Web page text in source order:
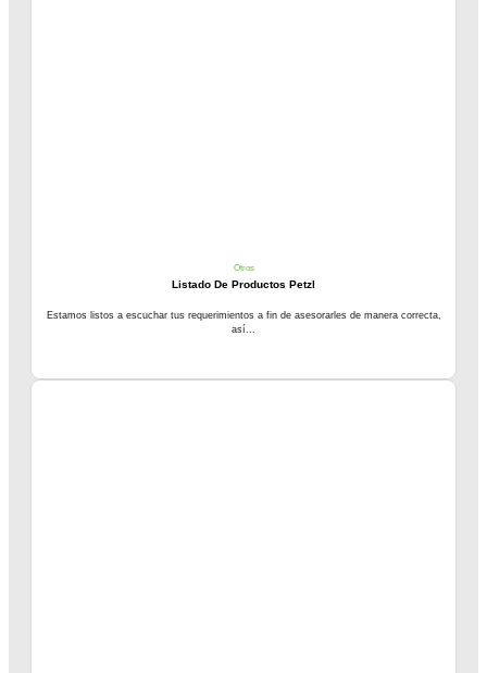
Otros
Listado De Productos Petzl
Estamos listos a escuchar tus requerimientos a fin de asesorarles de manera correcta,
así...